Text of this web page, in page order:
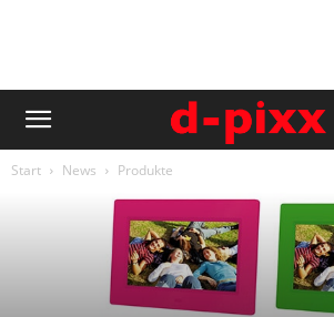
Start News Produkte